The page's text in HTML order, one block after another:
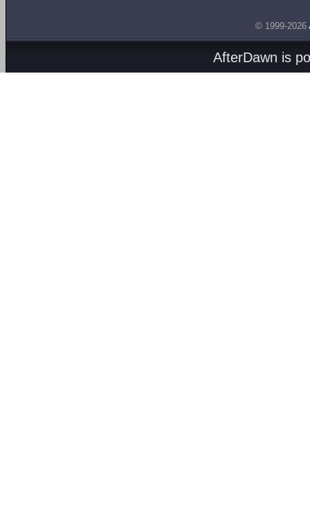
© 1999-2026
AfterDawn is